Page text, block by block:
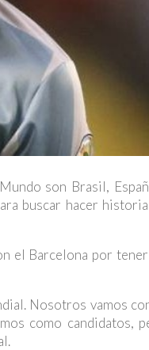
son Brasil,
buscar hacer
el Barcelona por
Nosotros vamos
como candidatos,